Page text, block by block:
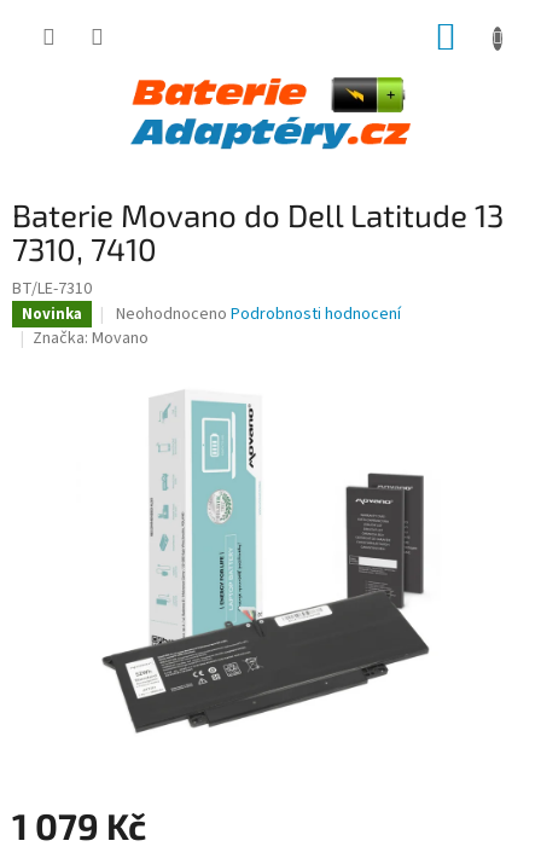
Baterie Movano do Dell Latitude 13
7310, 7410
BT/LE-7310
Novinka
Průměrné
hodnocení
hvězdiček.
Neohodnoceno Podrobnosti hodnocení
Značka: Movano
1 079 Kč